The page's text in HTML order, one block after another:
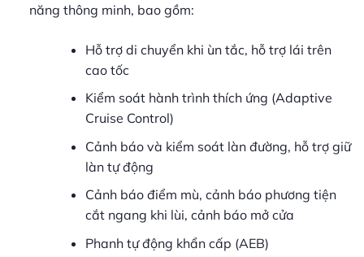
năng thông minh, bao gồm:
Hỗ trợ di chuyển khi ùn tắc, hỗ trợ lái trên
cao tốc
Kiểm soát hành trình thích ứng (Adaptive
Cruise Control)
Cảnh báo và kiểm soát làn đường, hỗ trợ giữ
làn tự động
Cảnh báo điểm mù, cảnh báo phương tiện
cắt ngang khi lùi, cảnh báo mở cửa
Phanh tự động khẩn cấp (AEB)